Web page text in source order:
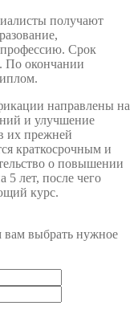
получают
Срок
По окончании
направлены на
и улучшение
их прежней
краткосрочным и
о повышении
5 лет, после чего
курс.
выбрать нужное